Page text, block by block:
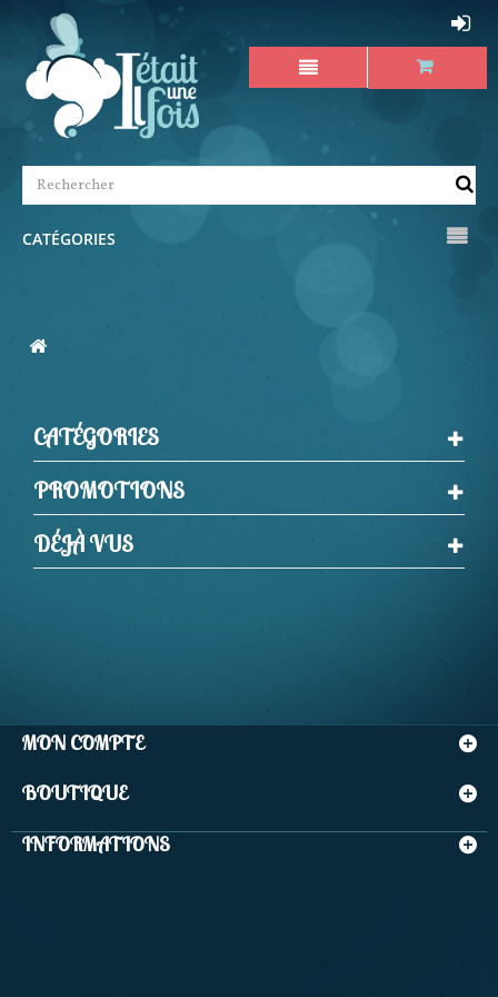
CATÉGORIES
CATÉGORIES
PROMOTIONS
DÉJÀ VUS
MON COMPTE
BOUTIQUE
INFORMATIONS